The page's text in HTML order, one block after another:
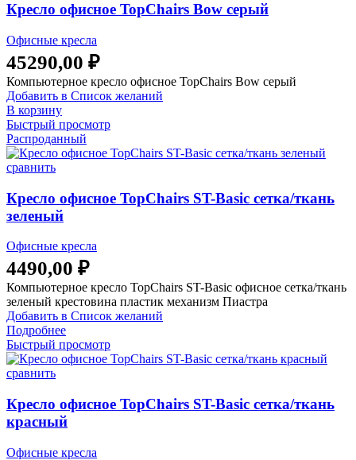
Кресло офисное TopChairs Bow серый
Офисные кресла
45290,00 ₽
Компьютерное кресло офисное TopChairs Bow серый
Добавить в Список желаний
В корзину
Быстрый просмотр
Распроданный
сравнить
Кресло офисное TopChairs ST-Basic сетка/ткань
зеленый
Офисные кресла
4490,00 ₽
Компьютерное кресло TopChairs ST-Basic офисное сетка/ткань
зеленый крестовина пластик механизм Пиастра
Добавить в Список желаний
Подробнее
Быстрый просмотр
сравнить
Кресло офисное TopChairs ST-Basic сетка/ткань
красный
Офисные кресла